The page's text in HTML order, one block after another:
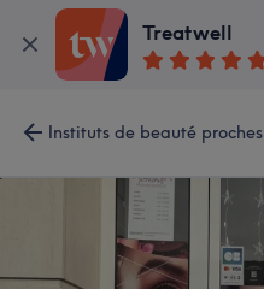
Treatwell
Instituts de beauté proches